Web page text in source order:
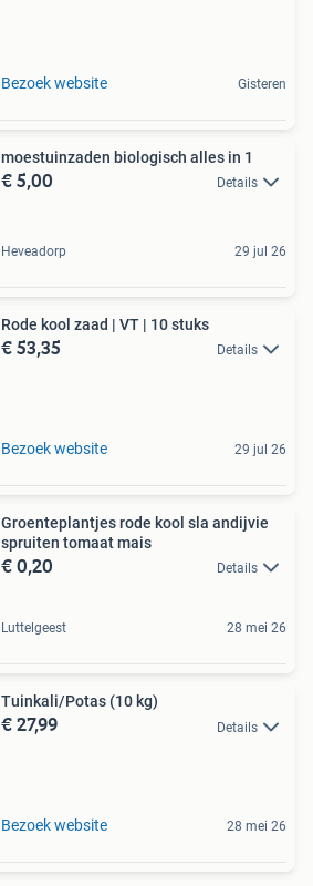
Bezoek website Gisteren
moestuinzaden biologisch alles in 1
€ 5,00 Details
Heveadorp 29 jul 26
Rode kool zaad | VT | 10 stuks
€ 53,35 Details
Bezoek website 29 jul 26
Groenteplantjes rode kool sla andijvie
spruiten tomaat mais
€ 0,20 Details
Luttelgeest 28 mei 26
Tuinkali/Potas (10 kg)
€ 27,99 Details
Bezoek website 28 mei 26